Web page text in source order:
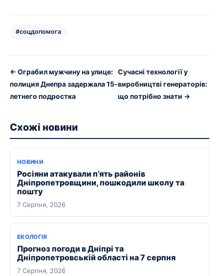
#соцдопомога
← Ограбил мужчину на улице:
полиция Днепра задержала 15-
летнего подростка
Сучасні технології у
виробництві генераторів:
що потрібно знати →
Схожі новини
НОВИНИ
Росіяни атакували п’ять районів
Дніпропетровщини, пошкодили школу та
пошту
7 Серпня, 2026
ЕКОЛОГІЯ
Прогноз погоди в Дніпрі та
Дніпропетровській області на 7 серпня
7 Серпня, 2026